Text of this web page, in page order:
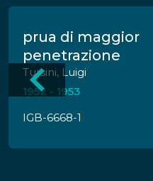
prua di maggior
penetrazione
Tursini, Luigi
1952 - 1953
IGB-6668-1